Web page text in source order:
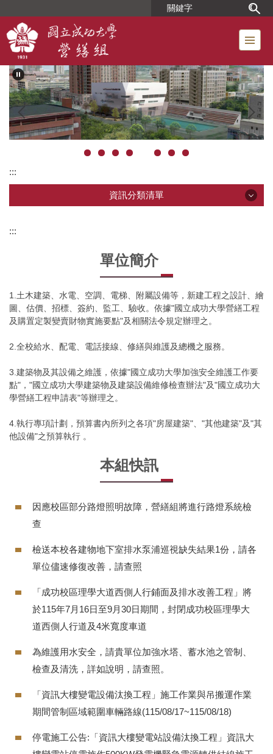
主
要
內
容
區
:::
資訊分類清單
本組快訊
現有成員
營繕請修與管理系統
常用表單下載
資訊下載
工程安全
問答集Q&A
位置圖
友善校園
校園無障礙地圖(PDF檔)
:::
單位簡介
1.土木建築、水電、空調、電梯、附屬設備等，新建工程之設計、繪
圖、估價、招標、簽約、監工、驗收。依據"國立成功大學營繕工程
及購置定製變賣財物實施要點"及相關法令規定辦理之。
2.全校給水、配電、電話接線、修繕與維護及總機之服務。
3.建築物及其設備之維護，依據"國立成功大學加強安全維護工作要
點"，"國立成功大學建築物及建築設備維修檢查辦法"及"國立成功大
學營繕工程申請表"等辦理之。
4.執行專項計劃，預算書內所列之各項"房屋建築"、"其他建築"及"其
他設備"之預算執行 。
本組快訊
因應校區部分路燈照明故障，營繕組將進行路燈系統檢
查
檢送本校各建物地下室排水泵浦巡視缺失結果1份，請各
單位儘速修復改善，請查照
「成功校區理學大道西側人行鋪面及排水改善工程」將
於115年7月16日至9月30日期間，封閉成功校區理學大
道西側人行道及4米寬度車道
為維護用水安全，請貴單位加強水塔、蓄水池之管制、
檢查及清洗，詳如說明，請查照。
「資訊大樓變電設備汰換工程」施工作業與吊搬運作業
期間管制區域範圍車輛路線(115/08/17~115/08/18)
停電施工公告:「資訊大樓變電站設備汰換工程」資訊大